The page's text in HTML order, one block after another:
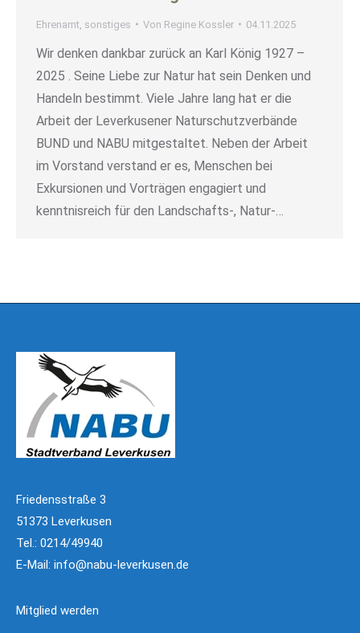
Ehrenamt sonstiges Von Regine Kossler 04.11.2025
Wir denken dankbar zurück an Karl König 1927 –
2025 . Seine Liebe zur Natur hat sein Denken und
Handeln bestimmt. Viele Jahre lang hat er die
Arbeit der Leverkusener Naturschutzverbände
BUND und NABU mitgestaltet. Neben der Arbeit
im Vorstand verstand er es, Menschen bei
Exkursionen und Vorträgen engagiert und
kenntnisreich für den Landschafts-, Natur-…
Friedensstraße 3
51373 Leverkusen
Tel.: 0214/49940
E-Mail: info@nabu-leverkusen.de
Mitglied werden